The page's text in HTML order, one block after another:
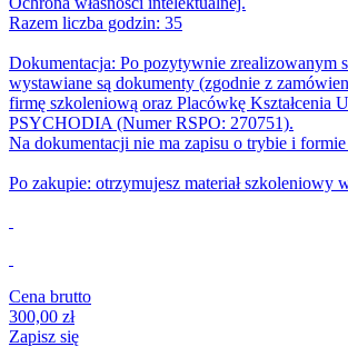
Razem liczba godzin: 35
Dokumentacja: Po pozytywnie zrealizowanym
wystawiane są dokumenty (zgodnie z
firmę szkoleniową oraz Placówkę Kształcenia
PSYCHODIA (Numer RSPO: 270751).
Na dokumentacji nie ma zapisu o trybie i formie
Po zakupie: otrzymujesz materiał szkoleniowy
Cena brutto
300,00 zł
Zapisz się